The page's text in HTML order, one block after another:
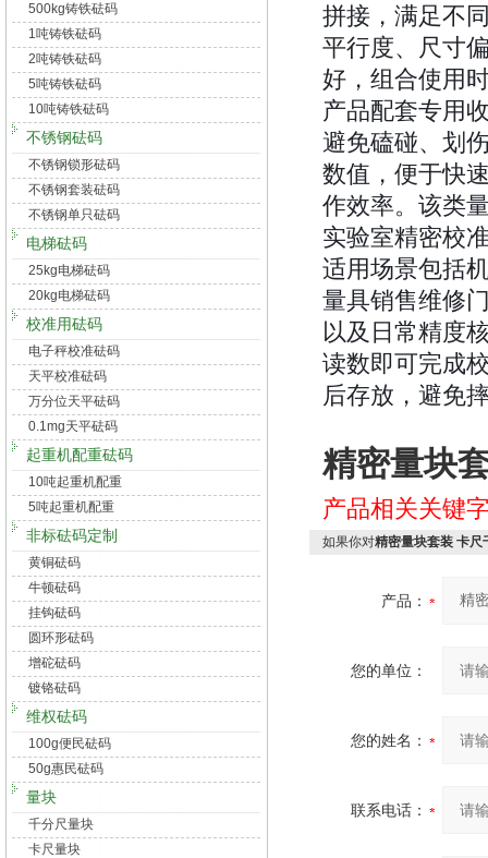
500kg铸铁砝码
1吨铸铁砝码
2吨铸铁砝码
5吨铸铁砝码
10吨铸铁砝码
不锈钢砝码
不锈钢锁形砝码
不锈钢套装砝码
不锈钢单只砝码
电梯砝码
25kg电梯砝码
20kg电梯砝码
校准用砝码
电子秤校准砝码
天平校准砝码
万分位天平砝码
0.1mg天平砝码
起重机配重砝码
10吨起重机配重
5吨起重机配重
非标砝码定制
黄铜砝码
牛顿砝码
挂钩砝码
圆环形砝码
增砣砝码
镀铬砝码
维权砝码
100g便民砝码
50g惠民砝码
量块
千分尺量块
卡尺量块
拼接，满足不
平行度、尺寸
好，组合使用
产品配套专用
避免磕碰、划
数值，便于快
作效率。该类
实验室精密校
适用场景包括
量具销售维修
以及日常精度
读数即可完成
后存放，避免
精密量块
产品相关关键
如果你对精密量块套装 卡尺
产品：
您的单位：
您的姓名：
联系电话：